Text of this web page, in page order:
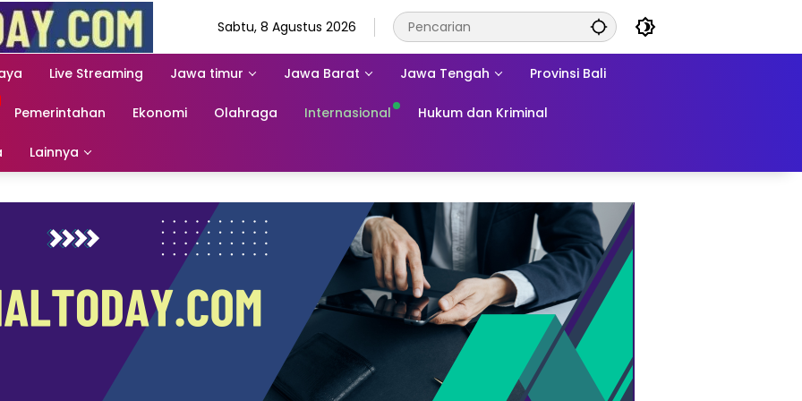
Sabtu, 8 Agustus 2026
Live Streaming Jawa timur Jawa Barat Jawa Tengah Provinsi Bali
Pemerintahan Ekonomi Olahraga Internasional Hukum dan Kriminal
Lainnya